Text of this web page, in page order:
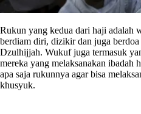
Rukun yang kedua dari haji adalah
berdiam diri, dizikir dan juga
Dzulhijjah. Wukuf juga termasuk
mereka yang melaksanakan ibadah
apa saja rukunnya agar bisa
khusyuk.